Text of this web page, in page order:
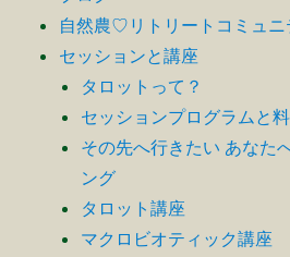
自然農♡リトリートコミュニ
セッションと講座
タロットって？
セッションプログラムと
その先へ行きたい あなた
ング
タロット講座
マクロビオティック講座